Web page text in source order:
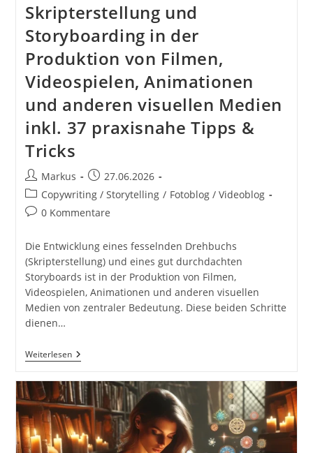
Skripterstellung und
Storyboarding in der
Produktion von Filmen,
Videospielen, Animationen
und anderen visuellen Medien
inkl. 37 praxisnahe Tipps &
Tricks
Beitrags-
Autor:
Markus
Beitrag
veröffentlicht:
27.06.2026
Beitrags-
Kategorie:
Copywriting / Storytelling / Fotoblog / Videoblog
Beitrags-
0 Kommentare
Die Entwicklung eines fesselnden Drehbuchs
(Skripterstellung) und eines gut durchdachten
Storyboards ist in der Produktion von Filmen,
Videospielen, Animationen und anderen visuellen
Medien von zentraler Bedeutung. Diese beiden Schritte
dienen…
WeiterlesenSkripterstellung
Und
In
Der
Produktion
Von
Filmen,
Videospielen,